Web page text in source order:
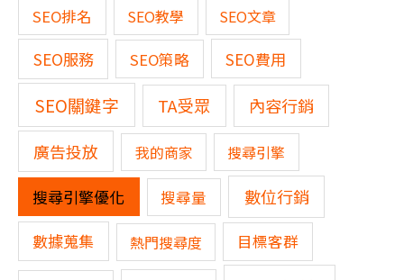
SEO排名 SEO教學 SEO文章
SEO服務 SEO策略 SEO費用
SEO關鍵字 TA受眾
內容行銷
廣告投放
我的商家 搜尋引擎
搜尋引擎優化 搜尋量 數位行銷
數據蒐集 熱門搜尋度 目標客群